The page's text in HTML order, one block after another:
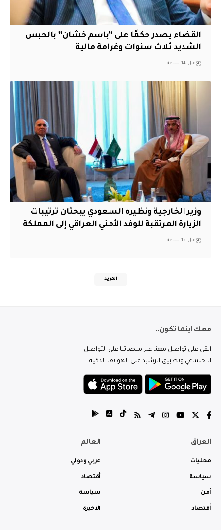
القضاء يصدر حكمًا على “باسم خشان” بالحبس
الشديد ثلاث سنوات وغرامة مالية
قبل 14 ساعة
وزير الخارجية ونظيره السعودي يبحثان ترتيبات
الزيارة المرتقبة للوفد الأمني العراقي إلى المملكة
قبل 15 ساعة
المزيد
معك اينما تكون..
ابقى على تواصل معنا عبر منصاتنا على التواصل
الاجتماعي وتطبيق الرشيد على الهواتف الذكية.
العراق
محليات
سياسة
أمن
أقتصاد
العالم
عربي ودولي
أقتصاد
سياسة
الاخيرة